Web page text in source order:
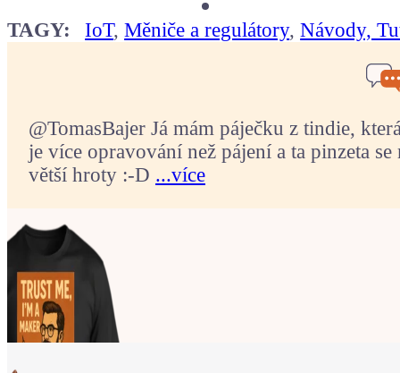
TAGY: IoT,Měniče a regulátory,Návody,
@TomasBajer Já mám páječku z tindie,
je více opravování než pájení a ta pinzeta
větší hroty :-D ...více